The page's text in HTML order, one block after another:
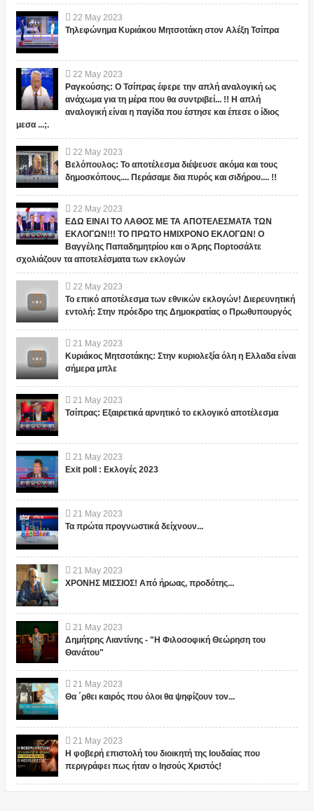
22 May 2023
Τηλεφώνημα Κυριάκου Μητσοτάκη στον Αλέξη Τσίπρα
22 May 2023
Ραγκούσης: Ο Τσίπρας έφερε την απλή αναλογική ως
ανάχωμα για τη μέρα που θα συντριβεί... !! Η απλή
αναλογική είναι η παγίδα που έστησε και έπεσε ο ίδιος
μεσα ...;.
22 May 2023
Βελόπουλος: Το αποτέλεσμα διέψευσε ακόμα και τους
δημοσκόπους.... Περάσαμε δια πυρός και σιδήρου.... !!
22 May 2023
ΕΔΩ ΕΙΝΑΙ ΤΟ ΛΑΘΟΣ ΜΕ ΤΑ ΑΠΟΤΕΛΕΣΜΑΤΑ ΤΩΝ
ΕΚΛΟΓΩΝ!!! ΤΟ ΠΡΩΤΟ ΗΜΙΧΡΟΝΟ ΕΚΛΟΓΩΝ! Ο
Βαγγέλης Παπαδημητρίου και ο Άρης Πορτοσάλτε
σχολιάζουν τα αποτελέσματα των εκλογών
22 May 2023
Το επικό αποτέλεσμα των εθνικών εκλογών! Διερευνητική
εντολή: Στην πρόεδρο της Δημοκρατίας ο Πρωθυπουργός
21 May 2023
Κυριάκος Μητσοτάκης: Στην κυριολεξία όλη η Ελλαδα είναι
σήμερα μπλε
21 May 2023
Τσίπρας: Εξαιρετικά αρνητικό το εκλογικό αποτέλεσμα
21 May 2023
Exit poll : Εκλογές 2023
21 May 2023
Τα πρώτα προγνωστικά δείχνουν...
21 May 2023
ΧΡΟΝΗΣ ΜΙΣΣΙΟΣ! Από ήρωας, προδότης...
21 May 2023
Δημήτρης Λιαντίνης - "Η Φιλοσοφική Θεώρηση του
Θανάτου"
21 May 2023
Θα ΄ρθει καιρός που όλοι θα ψηφίζουν τον...
21 May 2023
Η φοβερή επιστολή του διοικητή της Ιουδαίας που
περιγράφει πως ήταν ο Ιησούς Χριστός!